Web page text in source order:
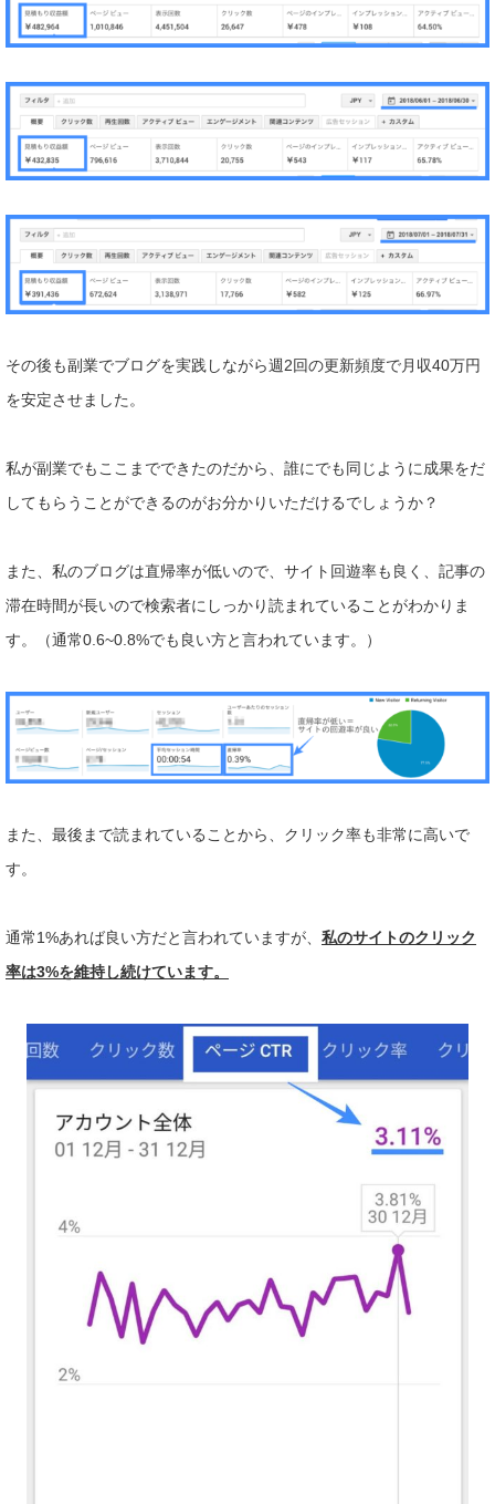
その後も副業でブログを実践しながら週2回の更新頻度で月収40万円
を安定させました。
私が副業でもここまでできたのだから、誰にでも同じように成果をだ
してもらうことができるのがお分かりいただけるでしょうか？
また、私のブログは直帰率が低いので、サイト回遊率も良く、記事の
滞在時間が長いので検索者にしっかり読まれていることがわかりま
す。（通常0.6~0.8%でも良い方と言われています。）
また、最後まで読まれていることから、クリック率も非常に高いで
す。
通常1%あれば良い方だと言われていますが、 私のサイトのクリック
率は3%を維持し続けています。